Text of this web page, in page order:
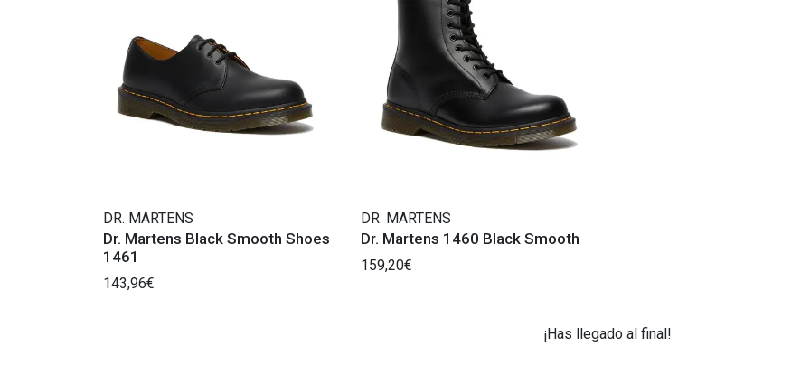
DR. MARTENS
Dr. Martens Black Smooth Shoes
1461
143,96€
DR. MARTENS
Dr. Martens 1460 Black Smooth
159,20€
¡Has llegado al final!